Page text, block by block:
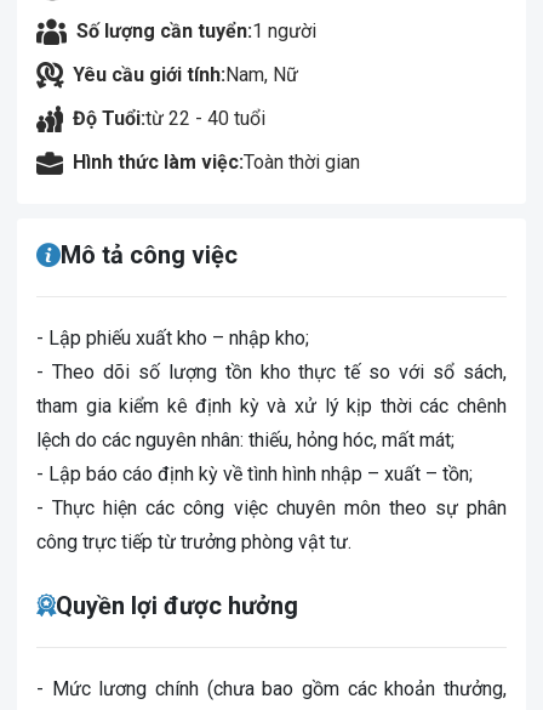
Số lượng cần tuyển:1 người
Yêu cầu giới tính:Nam, Nữ
Độ Tuổi:từ 22 - 40 tuổi
Hình thức làm việc:Toàn thời gian
Mô tả công việc
- Lập phiếu xuất kho – nhập kho;
- Theo dõi số lượng tồn kho thực tế so với sổ sách,
tham gia kiểm kê định kỳ và xử lý kịp thời các chênh
lệch do các nguyên nhân: thiếu, hỏng hóc, mất mát;
- Lập báo cáo định kỳ về tình hình nhập – xuất – tồn;
- Thực hiện các công việc chuyên môn theo sự phân
công trực tiếp từ trưởng phòng vật tư.
Quyền lợi được hưởng
- Mức lương chính (chưa bao gồm các khoản thưởng,